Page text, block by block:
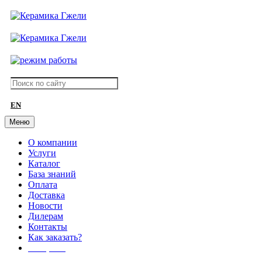
EN
Меню
О компании
Услуги
Каталог
База знаний
Оплата
Доставка
Новости
Дилерам
Контакты
Как заказать?